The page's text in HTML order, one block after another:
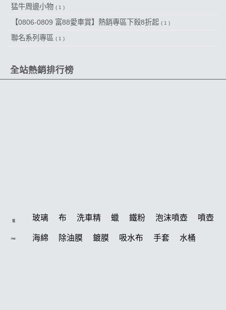
猛牛周邊小物 ( 1 )
【0806-0809 富88愛車賞】熱銷專區下殺8折起 ( 1 )
聯名系列專區 ( 1 )
全站熱銷排行榜
搜
Hot
玻璃 布 洗車精 蠟 鐵粉 泡沫噴壺 噴壺
海綿 除油膜 鍍膜 吸水布 手套 水桶